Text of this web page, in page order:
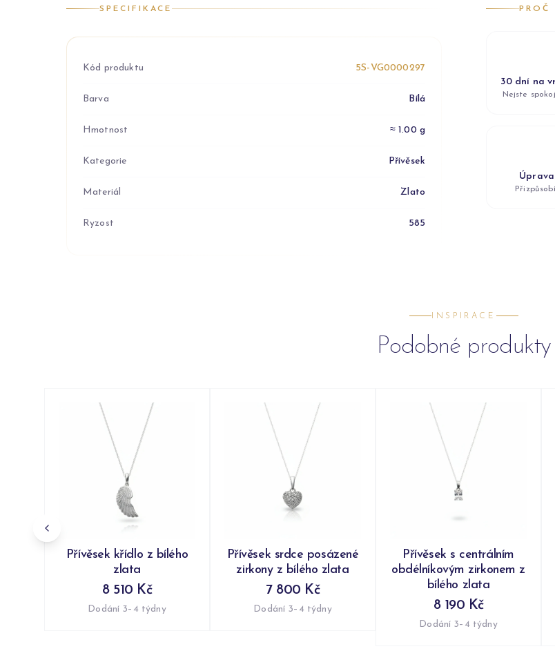
SPECIFIKACE
Kód produktu 5S-VG0000297
Barva Bílá
Hmotnost ≈ 1.00 g
Kategorie Přívěsek
Materiál Zlato
Ryzost 585
PROČ
30 dní na
Nejste
INSPIRACE
Podobné produkty
Přívěsek křídlo z bílého
zlata
8 510 Kč
Dodání 3–4 týdny
Přívěsek srdce posázené
zirkony z bílého zlata
7 800 Kč
Dodání 3–4 týdny
Přívěsek s centrálním
obdélníkovým zirkonem z
bílého zlata
8 190 Kč
Dodání 3–4 týdny